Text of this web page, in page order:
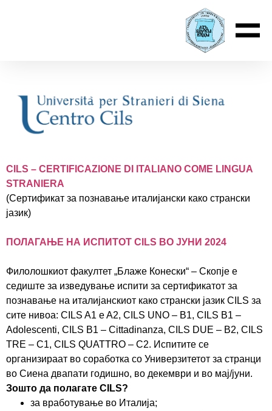
CILS – CERTIFICAZIONE DI ITALIANO COME LINGUA
STRANIERA
(Сертификат за познавање италијански како странски
јазик)
ПОЛАГАЊЕ НА ИСПИТОТ CILS ВО ЈУНИ 2024
Филолошкиот факултет „Блаже Конески“ – Скопје е
седиште за изведување испити за сертификатот за
познавање на италијанскиот како странски јазик CILS за
сите нивоа: CILS A1 e A2, CILS UNO – B1, CILS B1 –
Adolescenti, CILS B1 – Cittadinanza, CILS DUE – B2, CILS
TRE – C1, CILS QUATTRO – C2. Испитите се
организираат во соработка со Универзитетот за странци
во Сиена двапати годишно, во декември и во мај/јуни.
Зошто да полагате CILS?
за вработување во Италијa;